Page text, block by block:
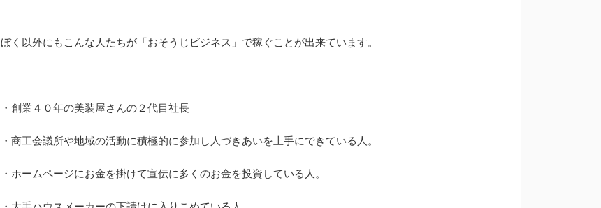
ぼく以外にもこんな人たちが 「おそうじビジネス」で稼ぐことが出来ています。
・創業４０年の美装屋さんの２代目社長
・商工会議所や地域の活動に積極的に参加し人づきあいを上手にできている人。
・ホームページにお金を掛けて宣伝に多くのお金を投資している人。